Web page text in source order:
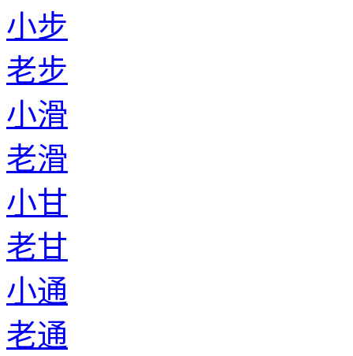
小步
老步
小滑
老滑
小甘
老甘
小通
老通